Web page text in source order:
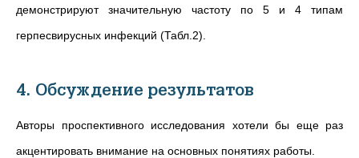
демонстрируют значительную частоту по 5 и 4 типам
герпесвирусных инфекций (Табл.2).
4. Обсуждение результатов
Авторы проспективного исследования хотели бы еще раз
акцентировать внимание на основных понятиях работы.